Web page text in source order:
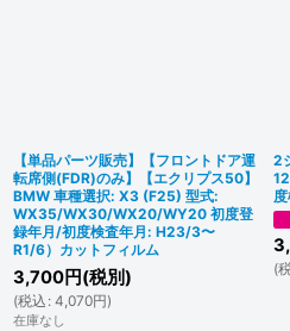
【単品パーツ販売】【フロントドア運
転席側(FDR)のみ】【エクリプス50】
BMW 車種選択: X3 (F25) 型式:
WX35/WX30/WX20/WY20 初度登
録年月/初度検査年月: H23/3〜
R1/6）カットフィルム
3,700円(税別)
(税込 : 4,070円)
在庫なし
2
(